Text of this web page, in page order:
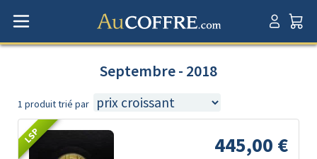
Septembre - 2018
1 produit trié par
LSP 445,00 €